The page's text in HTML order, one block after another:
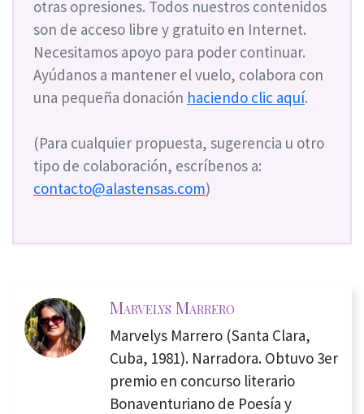
otras opresiones. Todos nuestros contenidos
son de acceso libre y gratuito en Internet.
Necesitamos apoyo para poder continuar.
Ayúdanos a mantener el vuelo, colabora con
una pequeña donación haciendo clic aquí.
(Para cualquier propuesta, sugerencia u otro
tipo de colaboración, escríbenos a:
contacto@alastensas.com)
Marvelys Marrero
Marvelys Marrero (Santa Clara,
Cuba, 1981). Narradora. Obtuvo 3er
premio en concurso literario
Bonaventuriano de Poesía y